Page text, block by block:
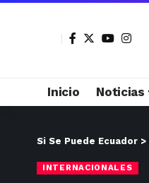
Inicio Noticias
Si Se Puede Ecuador >
INTERNACIONALES